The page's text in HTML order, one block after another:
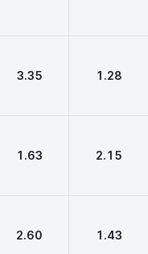
3.35 1.28
1.63 2.15
2.60 1.43